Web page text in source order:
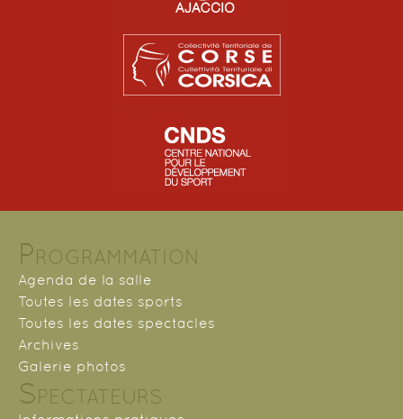
Programmation
Agenda de la salle
Toutes les dates sports
Toutes les dates spectacles
Archives
Galerie photos
Spectateurs